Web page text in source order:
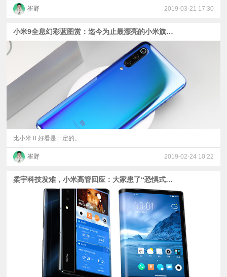
崔野 2019-03-21 17:30
小米9全息幻彩蓝图赏：迄今为止最漂亮的小米旗舰？
比小米 8 好看是一定的。
崔野 2019-02-24 10:22
柔宇科技发难，小米高管回应：大家患了“恐惧式创新”综合症